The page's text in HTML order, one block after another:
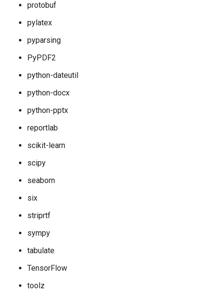
protobuf
pylatex
pyparsing
PyPDF2
python-dateutil
python-docx
python-pptx
reportlab
scikit-learn
scipy
seaborn
six
striprtf
sympy
tabulate
TensorFlow
toolz